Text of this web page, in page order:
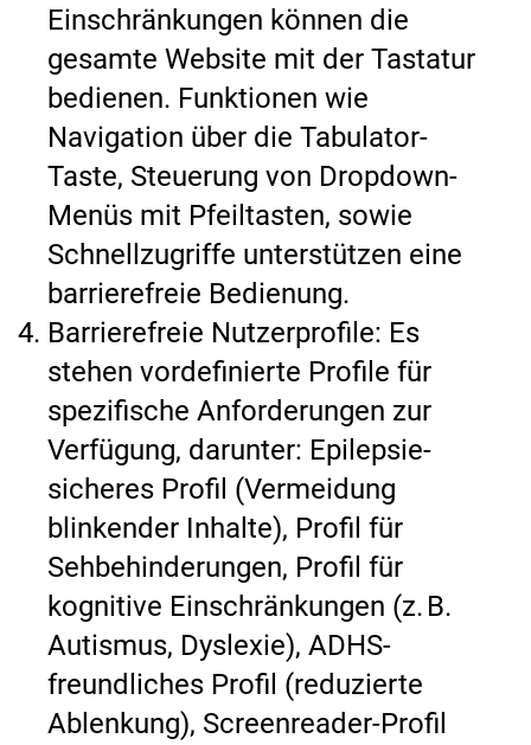
Einschränkungen können die
gesamte Website mit der Tastatur
bedienen. Funktionen wie
Navigation über die Tabulator-
Taste, Steuerung von Dropdown-
Menüs mit Pfeiltasten, sowie
Schnellzugriffe unterstützen eine
barrierefreie Bedienung.
Barrierefreie Nutzerprofile: Es
stehen vordefinierte Profile für
spezifische Anforderungen zur
Verfügung, darunter: Epilepsie-
sicheres Profil (Vermeidung
blinkender Inhalte), Profil für
Sehbehinderungen, Profil für
kognitive Einschränkungen (z. B.
Autismus, Dyslexie), ADHS-
freundliches Profil (reduzierte
Ablenkung), Screenreader-Profil